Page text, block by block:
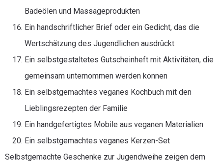
Badeölen und Massageprodukten
Ein handschriftlicher Brief oder ein Gedicht, das die
Wertschätzung des Jugendlichen ausdrückt
Ein selbstgestaltetes Gutscheinheft mit Aktivitäten, die
gemeinsam unternommen werden können
Ein selbstgemachtes veganes Kochbuch mit den
Lieblingsrezepten der Familie
Ein handgefertigtes Mobile aus veganen Materialien
Ein selbstgemachtes veganes Kerzen-Set
Selbstgemachte Geschenke zur Jugendweihe zeigen dem